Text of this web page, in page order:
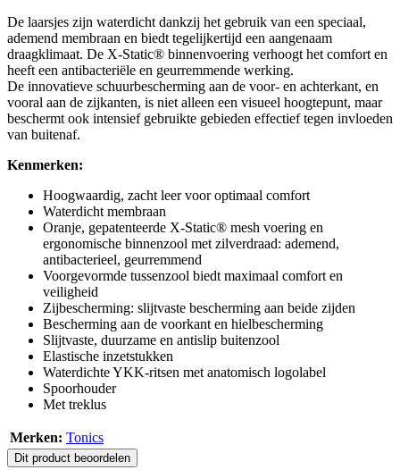
De laarsjes zijn waterdicht dankzij het gebruik van een speciaal,
ademend membraan en biedt tegelijkertijd een aangenaam
draagklimaat. De X-Static® binnenvoering verhoogt het comfort en
heeft een antibacteriële en geurremmende werking.
De innovatieve schuurbescherming aan de voor- en achterkant, en
vooral aan de zijkanten, is niet alleen een visueel hoogtepunt, maar
beschermt ook intensief gebruikte gebieden effectief tegen invloeden
van buitenaf.
Kenmerken:
Hoogwaardig, zacht leer voor optimaal comfort
Waterdicht membraan
Oranje, gepatenteerde X-Static® mesh voering en
ergonomische binnenzool met zilverdraad: ademend,
antibacterieel, geurremmend
Voorgevormde tussenzool biedt maximaal comfort en
veiligheid
Zijbescherming: slijtvaste bescherming aan beide zijden
Bescherming aan de voorkant en hielbescherming
Slijtvaste, duurzame en antislip buitenzool
Elastische inzetstukken
Waterdichte YKK-ritsen met anatomisch logolabel
Spoorhouder
Met treklus
Merken: Tonics
Dit product beoordelen